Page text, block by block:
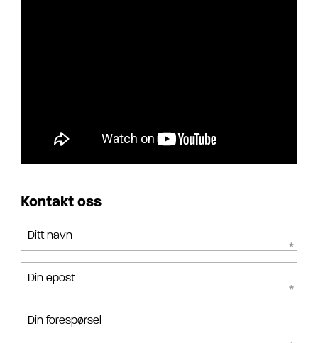
Kontakt oss
Ditt navn
Din epost
Din forespørsel